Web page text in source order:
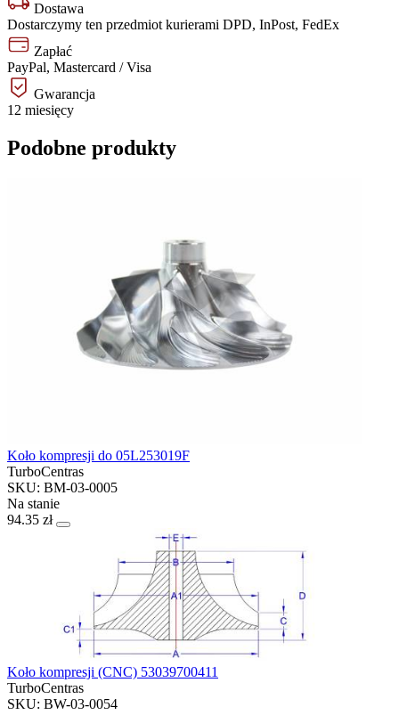
Dostawa
Dostarczymy ten przedmiot kurierami DPD, InPost, FedEx
Zapłać
PayPal, Mastercard / Visa
Gwarancja
12 miesięcy
Podobne produkty
Koło kompresji do 05L253019F
TurboCentras
SKU: BM-03-0005
Na stanie
94.35 zł
Koło kompresji (CNC) 53039700411
TurboCentras
SKU: BW-03-0054